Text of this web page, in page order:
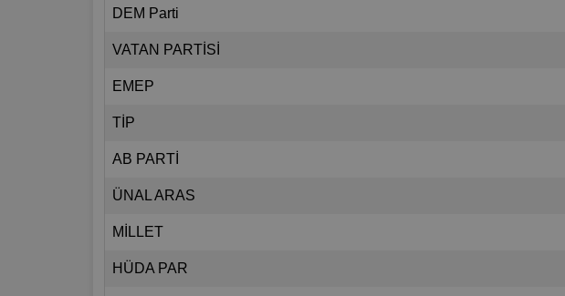
DEM Parti
VATAN PARTİSİ
EMEP
TİP
AB PARTİ
ÜNAL ARAS
MİLLET
HÜDA PAR